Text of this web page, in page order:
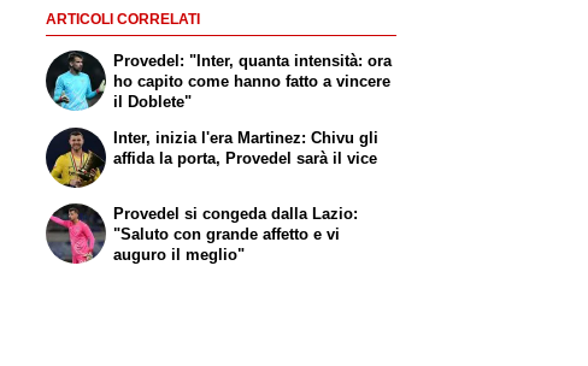
ARTICOLI CORRELATI
Provedel: "Inter, quanta intensità: ora
ho capito come hanno fatto a vincere
il Doblete"
Inter, inizia l'era Martinez: Chivu gli
affida la porta, Provedel sarà il vice
Provedel si congeda dalla Lazio:
"Saluto con grande affetto e vi
auguro il meglio"